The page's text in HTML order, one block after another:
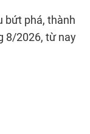
bứt phá, thành
8/2026, từ nay